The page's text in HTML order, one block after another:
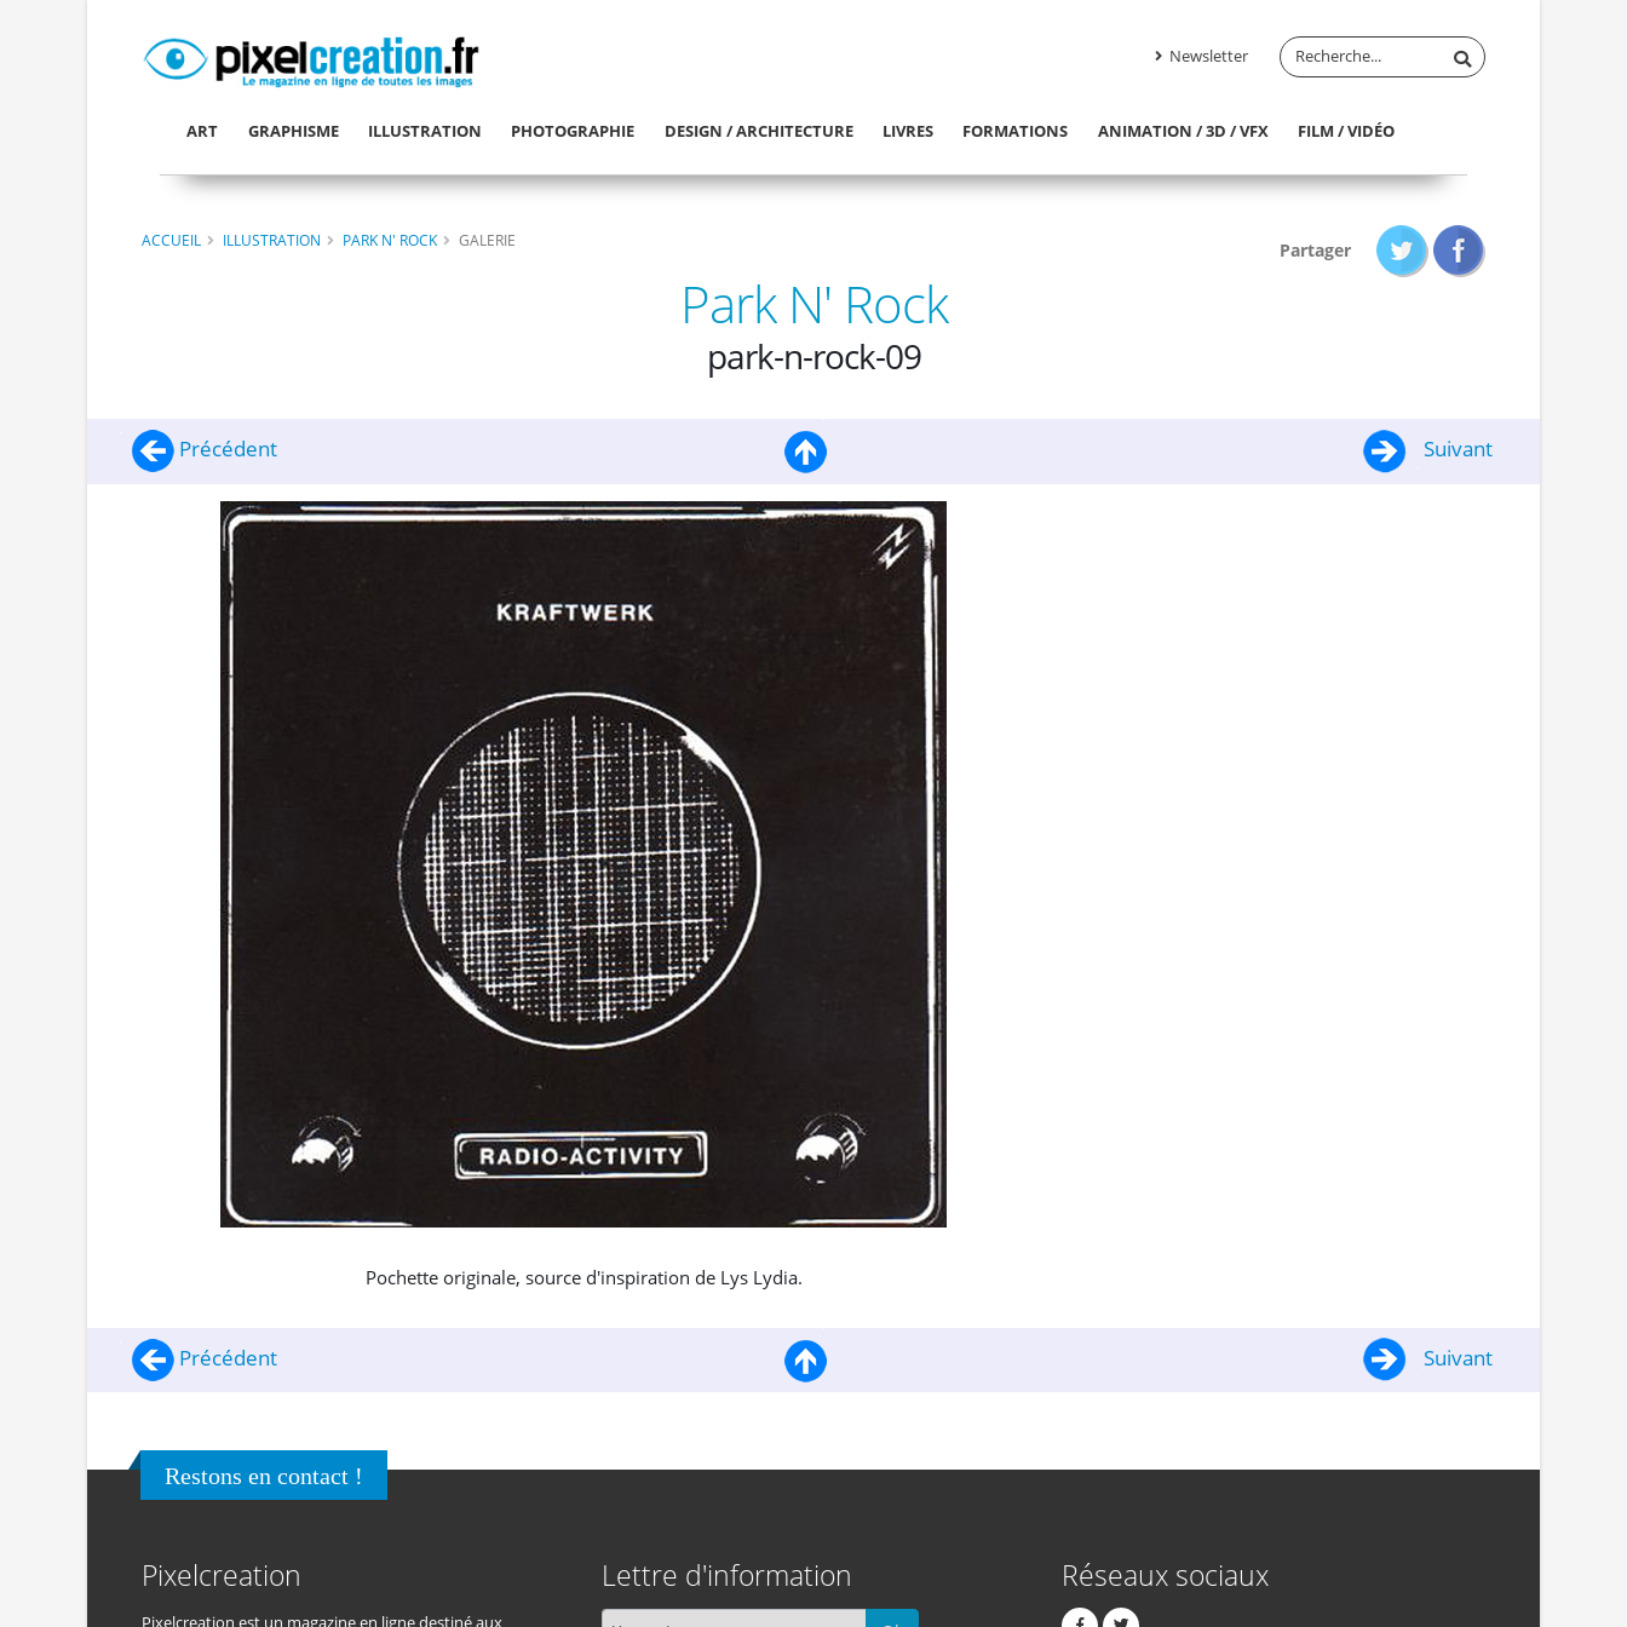
Newsletter
ART GRAPHISME ILLUSTRATION PHOTOGRAPHIE DESIGN / ARCHITECTURE LIVRES FORMATIONS ANIMATION / 3D / VFX FILM / VIDÉO
ACCUEIL ILLUSTRATION PARK N' ROCK GALERIE Partager
Park N' Rock
park-n-rock-09
Précédent Suivant
Pochette originale, source d'inspiration de Lys Lydia.
Précédent Suivant
Restons en contact !
Pixelcreation
Pixelcreation est un magazine en ligne destiné aux
Lettre d'information Réseaux sociaux